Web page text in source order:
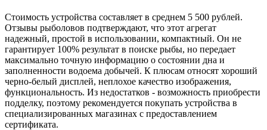
Стоимость устройства составляет в среднем 5 500 рублей.
Отзывы рыболовов подтверждают, что этот агрегат
надежный, простой в использовании, компактный. Он не
гарантирует 100% результат в поиске рыбы, но передает
максимально точную информацию о состоянии дна и
заполненности водоема добычей. К плюсам относят хороший
черно-белый дисплей, неплохое качество изображения,
функциональность. Из недостатков - возможность приобрести
подделку, поэтому рекомендуется покупать устройства в
специализированных магазинах с предоставлением
сертификата.